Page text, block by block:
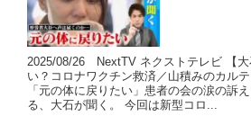
2025/08/26 NextTV ネクストテレビ 【大
い？コロナワクチン救済／山積みのカル
「元の体に戻りたい」患者の会の涙の訴
る、大石が聞く。 今回は新型コロ...